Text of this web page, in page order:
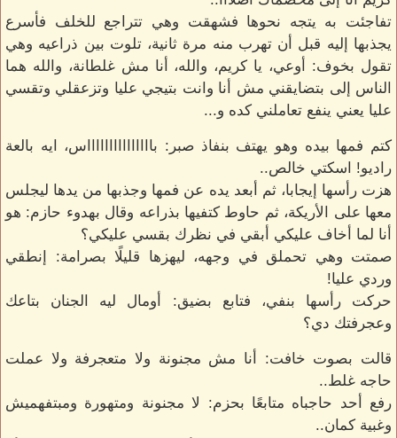
تفاجئت به يتجه نحوها فشهقت وهي تتراجع للخلف فأسرع
يجذبها إليه قبل أن تهرب منه مرة ثانية، تلوت بين ذراعيه وهي
تقول بخوف: أوعي، يا كريم، والله، أنا مش غلطانة، والله هما
الناس إلى بتضايقني مش أنا وانت بتيجي عليا وتزعقلي وتقسي
عليا يعني ينفع تعاملني كده و...
كتم فمها بيده وهو يهتف بنفاذ صبر: باااااااااااااااس، ايه بالعة
راديو! اسكتي خالص..
هزت رأسها إيجابا، ثم أبعد يده عن فمها وجذبها من يدها ليجلس
معها على الأريكة، ثم حاوط كتفيها بذراعه وقال بهدوء حازم: هو
أنا لما أخاف عليكي أبقي في نظرك بقسي عليكي؟
صمتت وهي تحملق في وجهه، ليهزها قليلًا بصرامة: إنطقي
وردي عليا!
حركت رأسها بنفي، فتابع بضيق: أومال ليه الجنان بتاعك
وعجرفتك دي؟
قالت بصوت خافت: أنا مش مجنونة ولا متعجرفة ولا عملت
حاجه غلط..
رفع أحد حاجباه متابعًا بحزم: لا مجنونة ومتهورة ومبتفهميش
وغبية كمان..